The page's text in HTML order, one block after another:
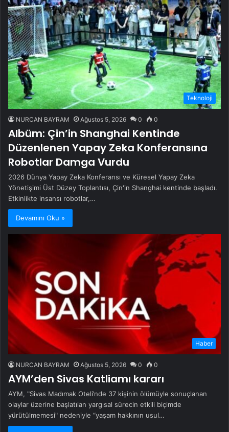
Teknoloji
NURCAN BAYRAM Ağustos 5, 2026 0 0
Albüm: Çin’in Shanghai Kentinde
Düzenlenen Yapay Zeka Konferansına
Robotlar Damga Vurdu
2026 Dünya Yapay Zeka Konferansı ve Küresel Yapay Zeka
Yönetişimi Üst Düzey Toplantısı, Çin'in Shanghai kentinde başladı.
Etkinlikte insansı robotlar,…
Devamını Oku »
Haber
NURCAN BAYRAM Ağustos 5, 2026 0 0
AYM’den Sivas Katliamı kararı
AYM, "Sivas Madımak Oteli’nde 37 kişinin ölümüyle sonuçlanan
olaylar üzerine başlatılan yargısal sürecin etkili biçimde
yürütülmemesi" nedeniyle “yaşam hakkının usul…